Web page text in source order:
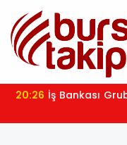
20:26 İş Bankası